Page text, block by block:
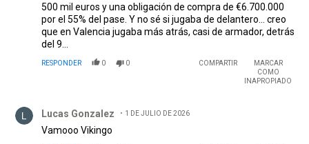
500 mil euros y una obligación de compra de €6.700.000
por el 55% del pase. Y no sé si jugaba de delantero... creo
que en Valencia jugaba más atrás, casi de armador, detrás
del 9...
RESPONDER 0 0 COMPARTIR
MARCAR
COMO
INAPROPIADO
Lucas Gonzalez 1 DE JULIO DE 2026
Vamooo Vikingo